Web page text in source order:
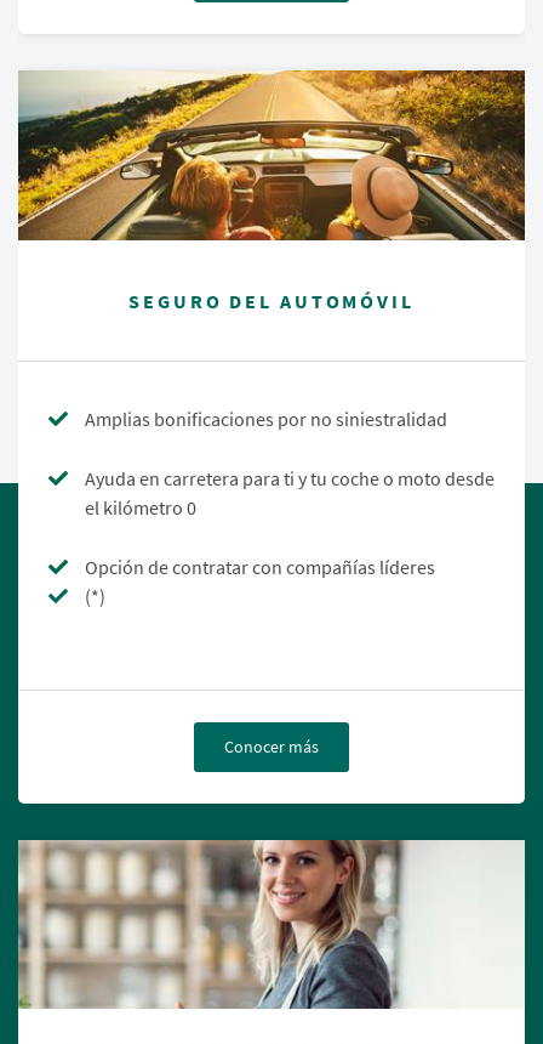
SEGURO DEL AUTOMÓVIL
Amplias bonificaciones por no siniestralidad
Ayuda en carretera para ti y tu coche o moto desde
el kilómetro 0
Opción de contratar con compañías líderes
(*)
Conocer más